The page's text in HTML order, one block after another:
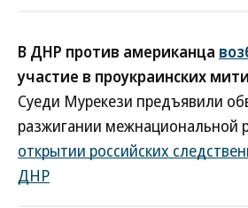
В ДНР против американца
участие в проукраинских
Суеди Мурекези предъявили
разжигании межнациональной
открытии российских
ДНР